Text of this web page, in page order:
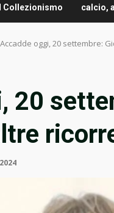
Collezionismo calcio,
Accadde oggi, 20 settembre:
20